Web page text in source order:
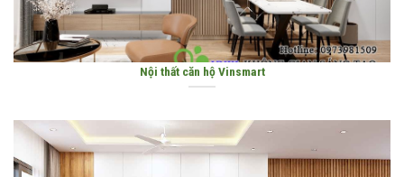
Nội thất căn hộ Vinsmart